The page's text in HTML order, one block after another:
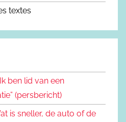
textes
ben lid van een
(persbericht)
is sneller, de auto of de